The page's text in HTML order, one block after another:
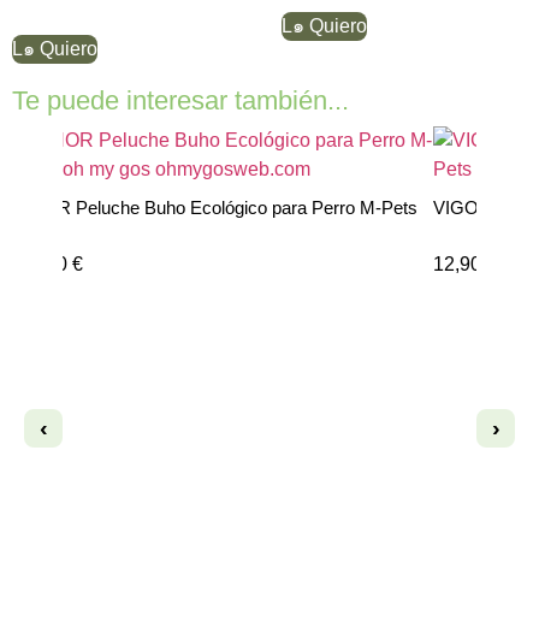
L๑ Quiero
L๑ Quiero
Te puede interesar también...
‹
THOR Peluche Buho Ecológico para Perro M-Pets
13,50 €
VIGO
12,90
›